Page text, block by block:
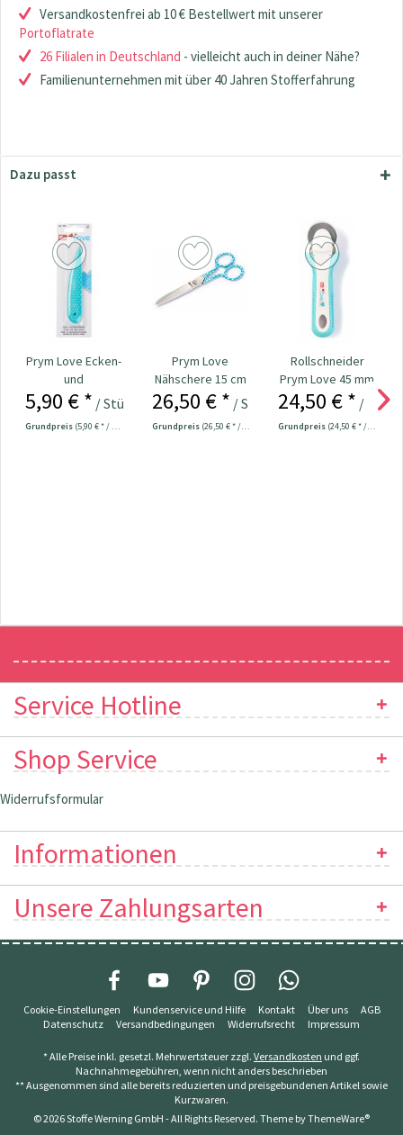
Versandkostenfrei ab 10 € Bestellwert mit unserer
Portoflatrate
26 Filialen in Deutschland - vielleicht auch in deiner Nähe?
Familienunternehmen mit über 40 Jahren Stofferfahrung
Dazu passt
Prym Love Ecken-
und
Kantenformer Nr.
5,90 € * / Stück
Grundpreis (5,90 € * / 1 Stück)
Prym Love
Nähschere 15 cm
Nr. 610541
26,50 € * / Stück
Grundpreis (26,50 € * / 1 Stück)
Rollschneider
Prym Love 45 mm
24,50 € * / Stück
Grundpreis (24,50 € * / 1 Stück)
Service Hotline
Shop Service
Widerrufsformular
Informationen
Unsere Zahlungsarten
Cookie-Einstellungen Kundenservice und Hilfe Kontakt Über uns
AGB
Datenschutz
Versandbedingungen Widerrufsrecht Impressum
* Alle Preise inkl. gesetzl. Mehrwertsteuer zzgl. Versandkosten und ggf.
Nachnahmegebühren, wenn nicht anders beschrieben
** Ausgenommen sind alle bereits reduzierten und preisgebundenen Artikel sowie
Kurzwaren.
© 2026 Stoffe Werning GmbH - All Rights Reserved. Theme byThemeWare®